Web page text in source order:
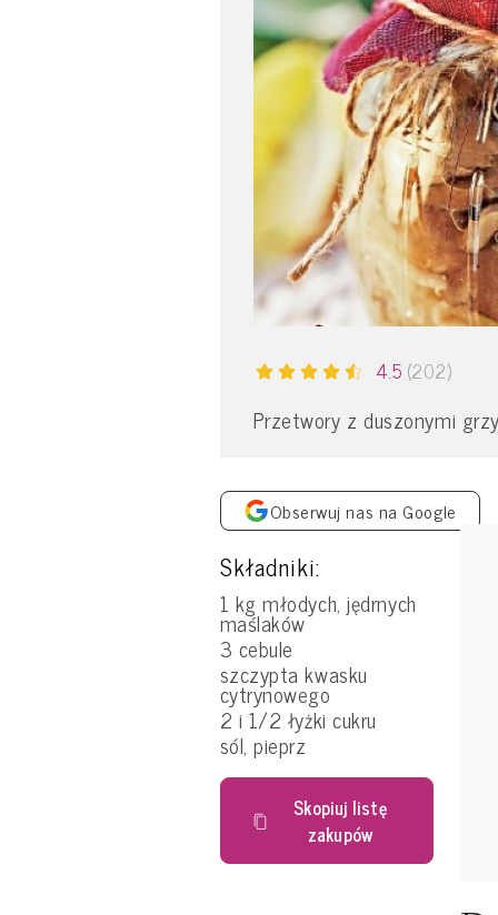
4.5 (202)
Przetwory z duszonymi
Obserwuj nas na Google
Składniki:
1 kg młodych, jędrnych
maślaków
3 cebule
szczypta kwasku
cytrynowego
2 i 1/2 łyżki cukru
sól, pieprz
Skopiuj listę
zakupów